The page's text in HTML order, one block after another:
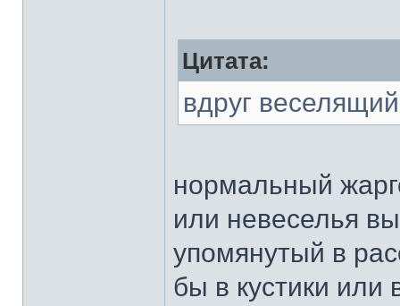
Цитата:
вдруг
нормальный
или невеселья
упомянутый в
бы в кустики или